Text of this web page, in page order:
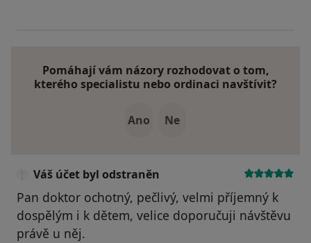
Pomáhají vám názory rozhodovat o tom,
kterého specialistu nebo ordinaci navštívit?
Ano Ne
Váš účet byl odstraněn
Pan doktor ochotný, pečlivý, velmi příjemný k
dospělým i k dětem, velice doporučuji návštěvu
právě u něj.